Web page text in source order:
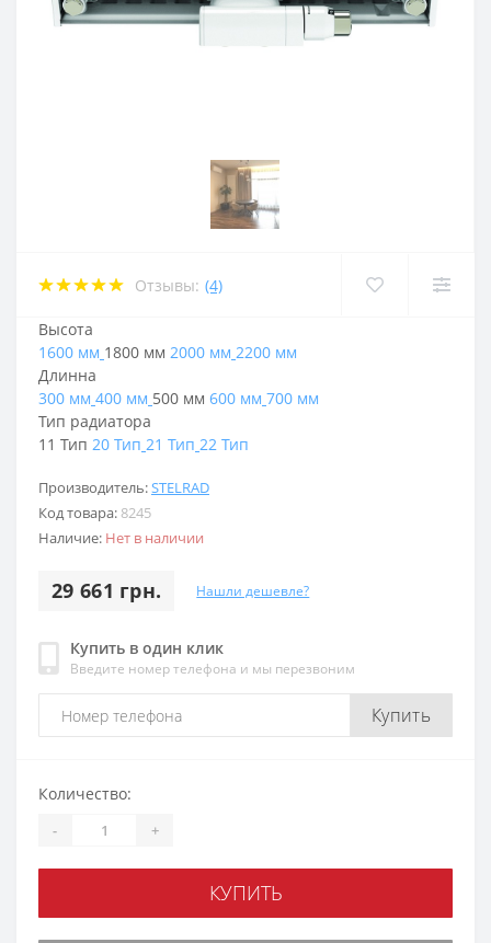
Отзывы: (4)
Производитель:STELRAD
Код товара: 8245
Наличие: Нет в наличии
29 661 грн. Нашли дешевле?
Купить в один клик
Введите номер телефона и мы перезвоним
Купить
Высота
1600 мм 1800 мм 2000 мм 2200 мм
Длинна
300 мм 400 мм 500 мм 600 мм 700 мм
Тип радиатора
11 Тип 20 Тип 21 Тип 22 Тип
Количество:
- +
КУПИТЬ